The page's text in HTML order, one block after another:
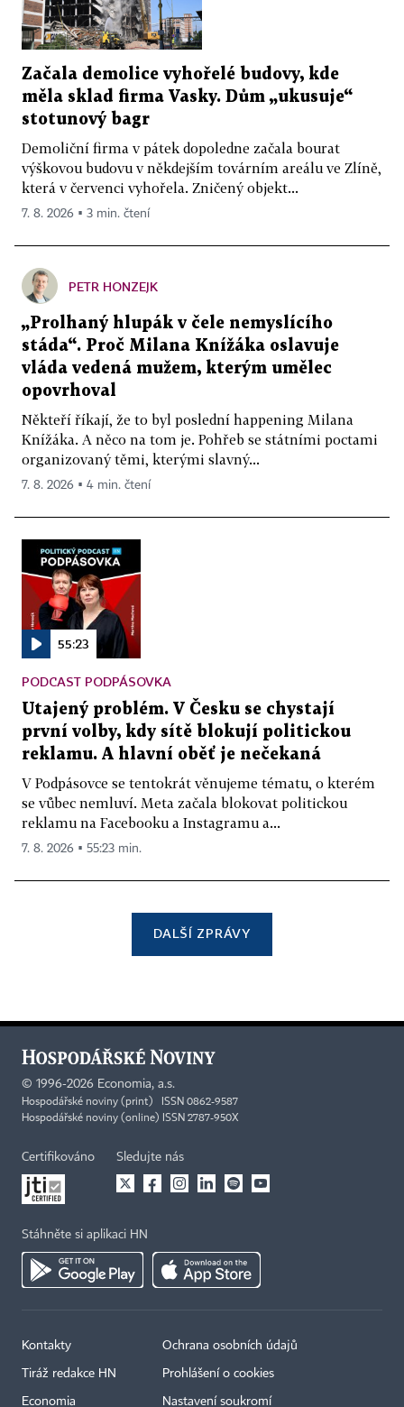
Začala demolice vyhořelé budovy, kde
měla sklad firma Vasky. Dům „ukusuje“
stotunový bagr
Demoliční firma v pátek dopoledne začala bourat
výškovou budovu v někdejším továrním areálu ve Zlíně,
která v červenci vyhořela. Zničený objekt...
7. 8. 2026 ▪ 3 min. čtení
PETR HONZEJK
„Prolhaný hlupák v čele nemyslícího
stáda“. Proč Milana Knížáka oslavuje
vláda vedená mužem, kterým umělec
opovrhoval
Někteří říkají, že to byl poslední happening Milana
Knížáka. A něco na tom je. Pohřeb se státními poctami
organizovaný těmi, kterými slavný...
7. 8. 2026 ▪ 4 min. čtení
55:23
PODCAST PODPÁSOVKA
Utajený problém. V Česku se chystají
první volby, kdy sítě blokují politickou
reklamu. A hlavní oběť je nečekaná
V Podpásovce se tentokrát věnujeme tématu, o kterém
se vůbec nemluví. Meta začala blokovat politickou
reklamu na Facebooku a Instagramu a...
7. 8. 2026 ▪ 55:23 min.
DALŠÍ ZPRÁVY
© 1996-2026 Economia, a.s.
Hospodářské noviny (print) ISSN 0862-9587
Hospodářské noviny (online) ISSN 2787-950X
Certifikováno Sledujte nás
Stáhněte si aplikaci HN
Kontakty
Tiráž redakce HN
Economia
Ochrana osobních údajů
Prohlášení o cookies
Nastavení soukromí